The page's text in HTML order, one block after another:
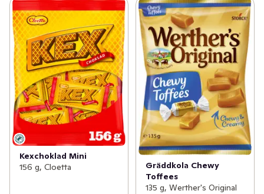
Kexchoklad Mini
156 g, Cloetta
Gräddkola Chewy
Toffees
135 g, Werther's Original